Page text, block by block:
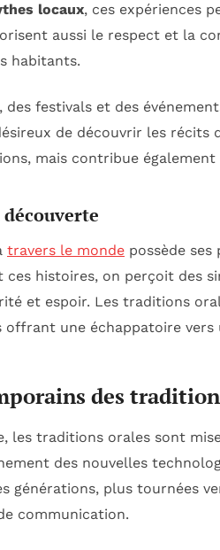
locaux, ces expériences
aussi le respect et la
habitants.
des festivals et des
de découvrir les récits
mais contribue
travers le monde possède
ces histoires, on perçoit des
et espoir. Les traditions
une échappatoire vers
des
les traditions orales sont
des nouvelles
générations, plus tournées
communication.